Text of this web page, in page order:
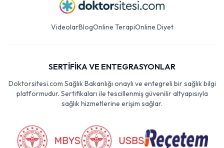
VideolarBlogOnline TerapiOnline Diyet
SERTİFİKA VE ENTEGRASYONLAR
Doktorsitesi.com Sağlık Bakanlığı onaylı ve entegreli bir sağlık bilgi
platformudur. Sertifikaları ile tescillenmiş güvenilir altyapısıyla
sağlık hizmetlerine erişim sağlar.